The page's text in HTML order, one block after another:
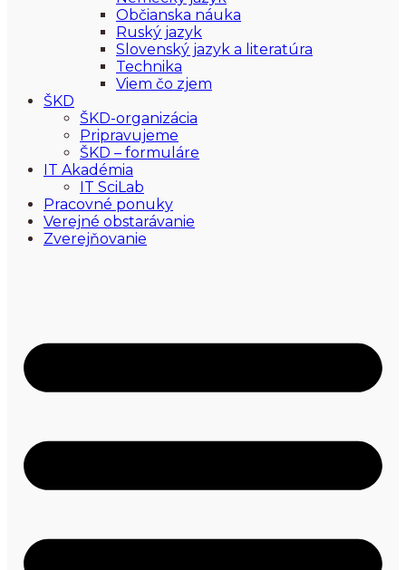
Občianska náuka
Ruský jazyk
Slovenský jazyk a literatúra
Technika
Viem čo zjem
ŠKD
ŠKD-organizácia
Pripravujeme
ŠKD – formuláre
IT Akadémia
IT SciLab
Pracovné ponuky
Verejné obstarávanie
Zverejňovanie